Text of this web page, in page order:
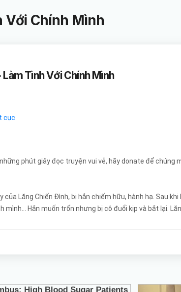
Với Chính Mình
Tình Với Chính Mình
cục
phút giây đọc truyện vui vẻ, hãy donate để chúng
của Lăng Chiến Đình, bị hắn chiếm hữu, hành hạ. Sau
Hắn muốn trốn nhưng bị cô đuổi kịp và bắt lại.